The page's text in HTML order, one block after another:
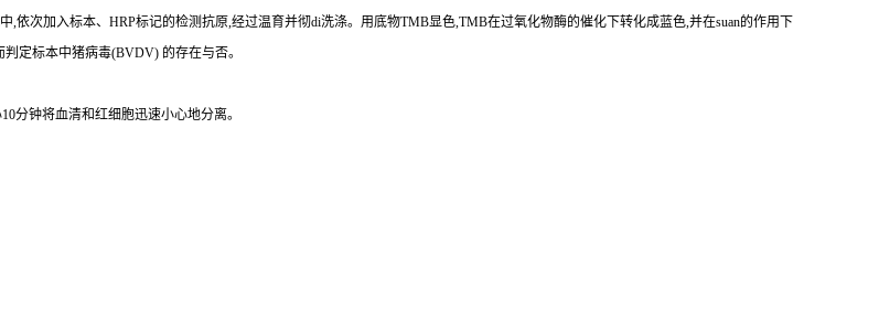
,依次加入标本、 HRP标记的检测抗原,经过温育并彻di洗涤。用底物TMB显色,TMB在过氧化物酶的催化下转化成蓝色,并在suan的作用下
判定标本中猪病毒(BVDV) 的存在与否。
10分钟将血清和红细胞迅速小心地分离。